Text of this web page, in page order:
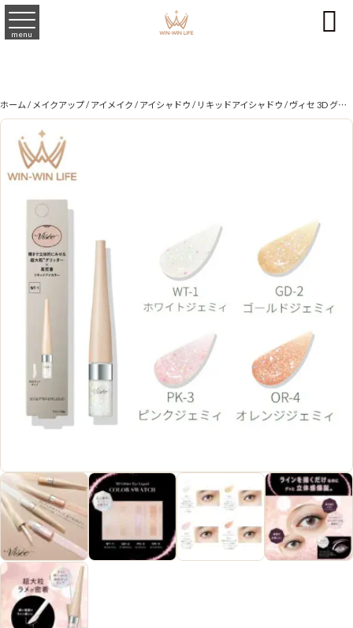
menu 
ホーム/メイクアップ/アイメイク/アイシャドウ/ リキッドアイシャドウ/ ヴィセ 3D グリッター アイリキッド 3.3ml 全4色 アイシャドウ アイカラー 超大粒グリッター 高輝度偏光パール 高密着 立体感 透明感 3D感 多彩 輝く 華やか 明るい みずみずしい 美容液成分 長時間持続 落ちにくい メイクアップ 基礎化粧品 Visee